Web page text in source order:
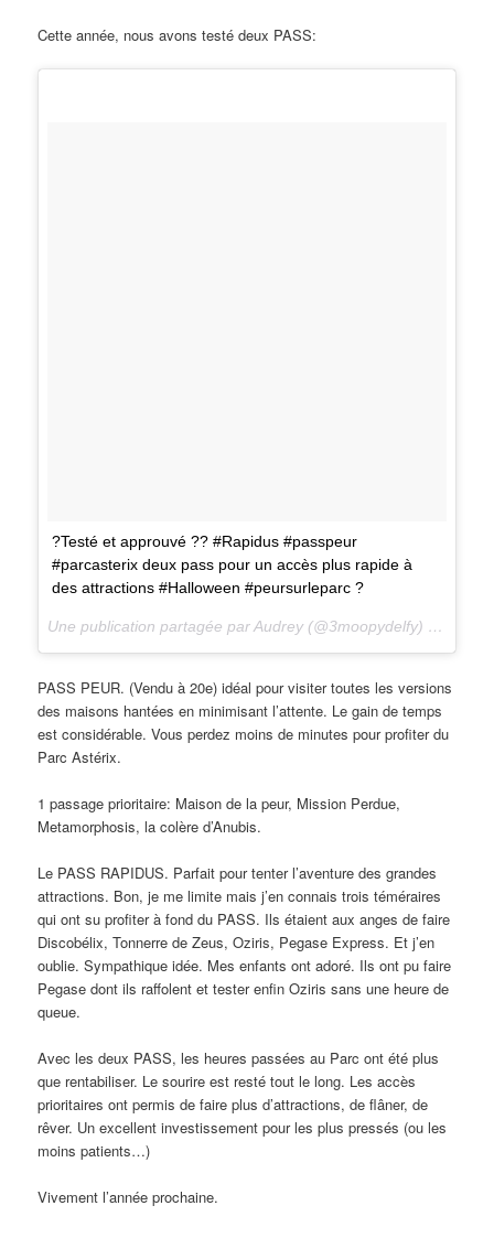
Cette année, nous avons testé deux PASS:
?Testé et approuvé ?? #Rapidus #passpeur
#parcasterix deux pass pour un accès plus rapide à
des attractions #Halloween #peursurleparc ?
Une publication partagée par Audrey (@3moopydelfy) le
PASS PEUR. (Vendu à 20e) idéal pour visiter toutes les versions
des maisons hantées en minimisant l’attente. Le gain de temps
est considérable. Vous perdez moins de minutes pour profiter du
Parc Astérix.
1 passage prioritaire: Maison de la peur, Mission Perdue,
Metamorphosis, la colère d’Anubis.
Le PASS RAPIDUS. Parfait pour tenter l’aventure des grandes
attractions. Bon, je me limite mais j’en connais trois téméraires
qui ont su profiter à fond du PASS. Ils étaient aux anges de faire
Discobélix, Tonnerre de Zeus, Oziris, Pegase Express. Et j’en
oublie. Sympathique idée. Mes enfants ont adoré. Ils ont pu faire
Pegase dont ils raffolent et tester enfin Oziris sans une heure de
queue.
Avec les deux PASS, les heures passées au Parc ont été plus
que rentabiliser. Le sourire est resté tout le long. Les accès
prioritaires ont permis de faire plus d’attractions, de flâner, de
rêver. Un excellent investissement pour les plus pressés (ou les
moins patients…)
Vivement l’année prochaine.